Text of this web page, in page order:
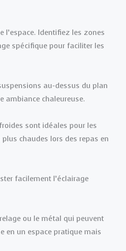
l’espace. Identifiez les zones
spécifique pour faciliter les
au-dessus du plan
ambiance chaleureuse.
sont idéales pour les
chaudes lors des repas en
facilement l’éclairage
ou le métal qui peuvent
en un espace pratique mais